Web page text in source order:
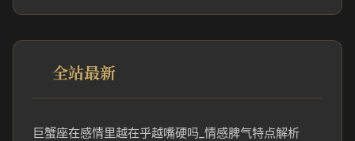
全站最新
巨蟹座在感情里越在乎越嘴硬吗_情感脾气特点解析